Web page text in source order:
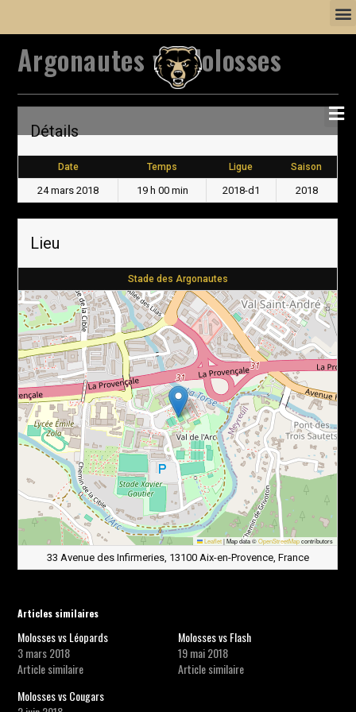
Argonautes vs Molosses
Détails
Date Temps Ligue Saison
24 mars 2018 19 h 00 min 2018-d1 2018
Lieu
Stade des Argonautes
Leaflet |Map data ©OpenStreetMapcontributors
33 Avenue des Infirmeries, 13100 Aix-en-Provence, France
Articles similaires
Molosses vs Léopards
3 mars 2018
Article similaire
Molosses vs Flash
19 mai 2018
Article similaire
Molosses vs Cougars